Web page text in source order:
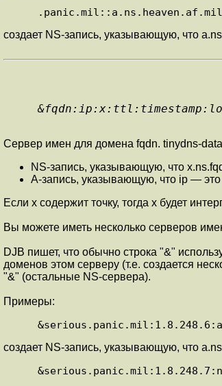
.panic.mil::a.ns.heaven.af.mil
создает NS-запись, указывающую, что
&fqdn:ip:x:ttl:timestamp:lo
Сервер имен для домена fqdn. tinydns-data
NS-запись, указывающую, что
А-запись, указывающую, что ip — это
Если x содержит точку, тогда x будет
Вы можете иметь несколько серверов
DJB пишет, что обычно строка "&"
доменов этом серверу (т.е. создается
"&" (остальные NS-сервера).
Примеры:
&serious.panic.mil:1.8.248.6:a
создает NS-запись, указывающую, что